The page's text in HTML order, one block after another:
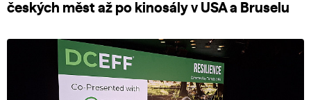
českých měst až po kinosály v USA a Bruselu